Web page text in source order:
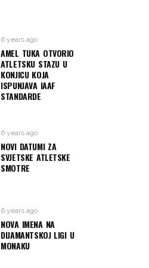
6 years ago
AMEL TUKA OTVORIO
ATLETSKU STAZU U
KONJICU KOJA
ISPUNJAVA IAAF
STANDARDE
6 years ago
NOVI DATUMI ZA
SVJETSKE ATLETSKE
SMOTRE
6 years ago
NOVA IMENA NA
DIJAMANTSKOJ LIGI U
MONAKU